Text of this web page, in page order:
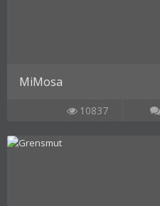
MiMosa
10837